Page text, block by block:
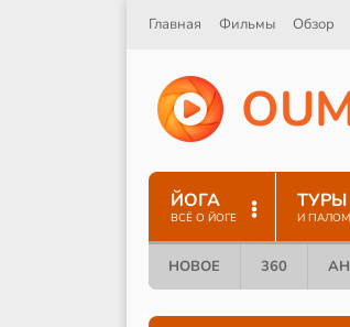
Главная Фильмы Обзор
OU
ЙОГА
ВСЁ О ЙОГЕ
ТУРЫ
И
НОВОЕ 360